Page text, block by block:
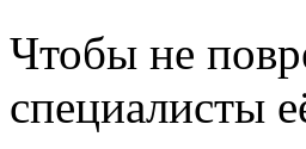
Чтобы не
специалисты